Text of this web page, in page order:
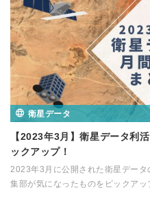
衛星データ
【2023年3月】衛星データ利
ックアップ！
2023年3月に公開された衛星デー
集部が気になったものをピックアッ